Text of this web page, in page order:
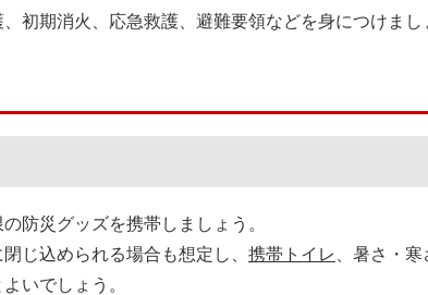
初期消火、応急救護、避難要領などを身につけまし
防災グッズを携帯しましょう。
じ込められる場合も想定し、 携帯トイレ
、暑さ・
いでしょう。